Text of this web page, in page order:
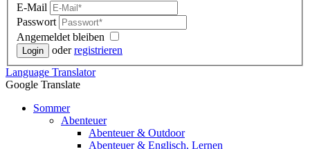
E-Mail
Passwort
Angemeldet bleiben
oderregistrieren
Language Translator
Google Translate
Sommer
Abenteuer
Abenteuer & Outdoor
Abenteuer & Englisch, Lernen